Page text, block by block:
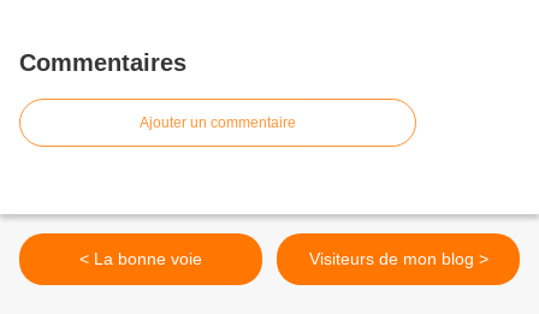
Commentaires
Ajouter un commentaire
< La bonne voie Visiteurs de mon blog >